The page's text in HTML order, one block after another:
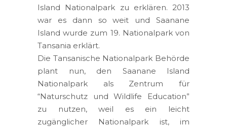
Island Nationalpark zu erklären. 2013
war es dann so weit und Saanane
Island wurde zum 19. Nationalpark von
Tansania erklärt.
Die Tansanische Nationalpark Behörde
plant nun, den Saanane Island
Nationalpark als Zentrum für
“Naturschutz und Wildlife Education”
zu nutzen, weil es ein leicht
zugänglicher Nationalpark ist, im